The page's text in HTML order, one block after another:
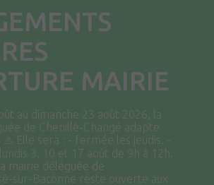
MAIRIE
au dimanche 23 août 2026, la
de Chenillé-Changé adapte
⚠ Elle sera : - fermée les jeudis. -
3, 10 et 17 août de 9h à 12h.
mairie déléguée de
sur-Baconne reste ouverte aux